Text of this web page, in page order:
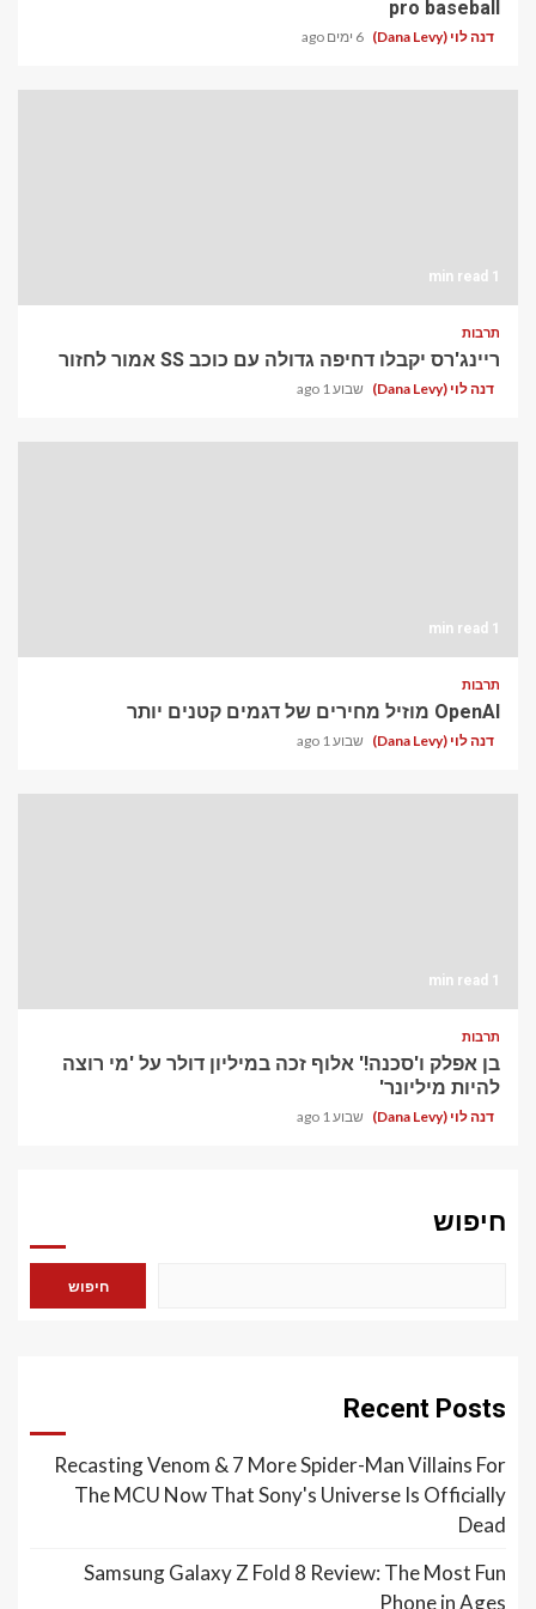
pro baseball
דנה לוי (Dana Levy) 6 ימים ago
1 min read
תרבות
ריינג'רס יקבלו דחיפה גדולה עם כוכב SS אמור לחזור
דנה לוי (Dana Levy) שבוע 1 ago
1 min read
תרבות
OpenAI מוזיל מחירים של דגמים קטנים יותר
דנה לוי (Dana Levy) שבוע 1 ago
1 min read
תרבות
בן אפלק ו'סכנה!' אלוף זכה במיליון דולר על 'מי רוצה
להיות מיליונר'
דנה לוי (Dana Levy) שבוע 1 ago
חיפוש
חיפוש
Recent Posts
Recasting Venom & 7 More Spider-Man Villains For
The MCU Now That Sony's Universe Is Officially
Dead
Samsung Galaxy Z Fold 8 Review: The Most Fun
Phone in Ages